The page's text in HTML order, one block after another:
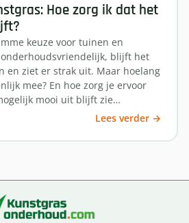
Hoe zorg ik dat het
keuze voor tuinen en
blijft het
en ziet er strak uit. Maar hoelang
mee? En hoe zorg je ervoor
mooi uit blijft zie…
Lees verder →